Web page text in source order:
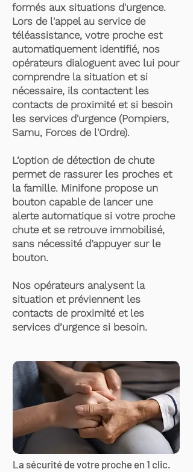
formés aux situations d'urgence.
Lors de l'appel au service de
téléassistance, votre proche est
automatiquement identifié, nos
opérateurs dialoguent avec lui pour
comprendre la situation et si
nécessaire, ils contactent les
contacts de proximité et si besoin
les services d'urgence (Pompiers,
Samu, Forces de l'Ordre).
L’option de détection de chute
permet de rassurer les proches et
la famille. Minifone propose un
bouton capable de lancer une
alerte automatique si votre proche
chute et se retrouve immobilisé,
sans nécessité d’appuyer sur le
bouton.
Nos opérateurs analysent la
situation et préviennent les
contacts de proximité et les
services d’urgence si besoin.
La sécurité de votre proche en 1 clic.